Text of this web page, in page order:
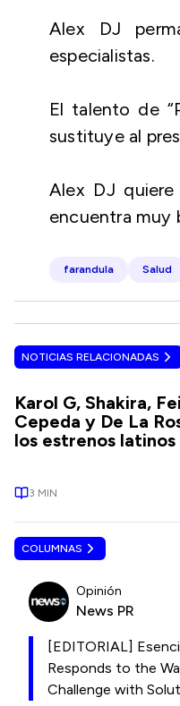
Alex DJ
especialistas.
El talento de
sustituye al
Alex DJ
encuentra muy
farandula Salud
NOTICIAS RELACIONADAS
Karol G, Shakira,
Cepeda y De La
los estrenos latinos
3 MIN
COLUMNAS
Opinión
News PR
[EDITORIAL]
Responds to the
Challenge with